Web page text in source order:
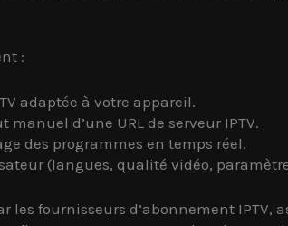
:
adaptée à votre appareil.
d’une URL de serveur IPTV.
des programmes en temps réel.
(langues, qualité vidéo,
les fournisseurs d’abonnement